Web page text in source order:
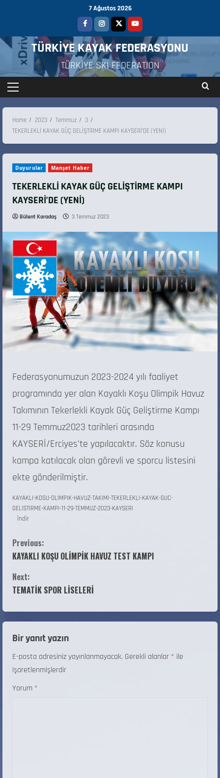
7 Ağustos 2026
TÜRKİYE KAYAK FEDERASYONU
TÜRKİYE SKI FEDERATION
Home 2023 Temmuz
3
TEKERLEKLİ KAYAK GÜÇ GELİŞTİRME KAMPI KAYSERİ’DE (YENİ)
Duyurular Manşet Haber
TEKERLEKLİ KAYAK GÜÇ GELİŞTİRME KAMPI
KAYSERİ’DE (YENİ)
Bülent Karadaş 3 Temmuz 2023
Federasyonumuzun 2023-2024 yılı faaliyet
programında yer alan Kayaklı Koşu Olimpik Havuz
Takımının Tekerlekli Kayak Güç Geliştirme Kampı
11-29 Temmuz2023 tarihleri arasında
KAYSERİ/Erciyes’te yapılacaktır. Söz konusu
kampa katılacak olan görevli ve sporcu listesini
ekte gönderilmiştir.
KAYAKLI-KOSU-OLIMPIK-HAVUZ-TAKIMI-TEKERLEKLI-KAYAK-GUC-
GELISTIRME-KAMPI-11-29-TEMMUZ-2023-KAYSERI
İndir
Previous:
KAYAKLI KOŞU OLİMPİK HAVUZ TEST KAMPI
Next:
TEMATİK SPOR LİSELERİ
Bir yanıt yazın
E-posta adresiniz yayınlanmayacak. Gerekli alanlar * ile
işaretlenmişlerdir
Yorum *